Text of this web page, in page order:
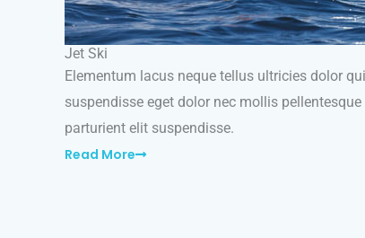
Jet Ski
Elementum lacus neque tellus ultricies dolor
suspendisse eget dolor nec mollis
parturient elit suspendisse.
Read More